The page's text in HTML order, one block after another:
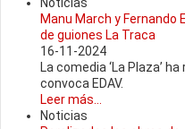
Manu March y Fernando
de guiones La Traca
16-11-2024
La comedia ‘La Plaza’
convoca EDAV.
Leer más...
Noticias